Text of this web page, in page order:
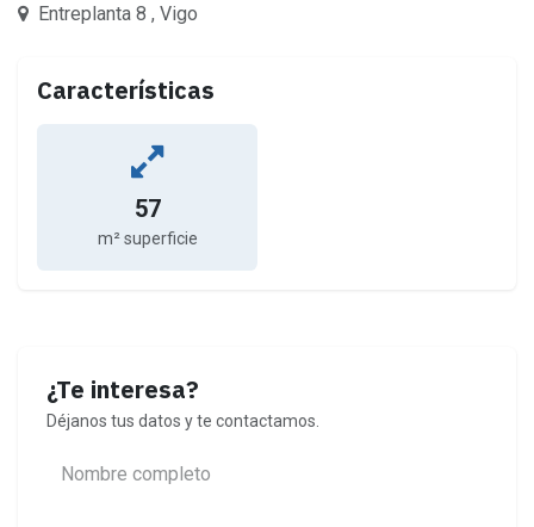
Entreplanta 8 , Vigo
Características
57
m² superficie
¿Te interesa?
Déjanos tus datos y te contactamos.